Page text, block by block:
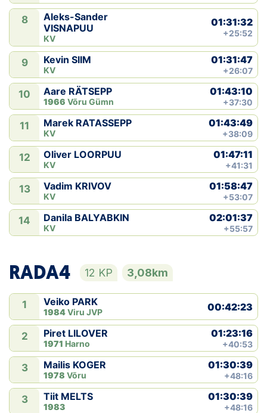
8
Aleks-Sander
VISNAPUU
KV
01:31:32
+25:52
9 Kevin SIIM
KV
01:31:47
+26:07
10 Aare RÄTSEPP
1966 Võru Gümn
01:43:10
+37:30
11 Marek RATASSEPP
KV
01:43:49
+38:09
12 Oliver LOORPUU
KV
01:47:11
+41:31
13 Vadim KRIVOV
KV
01:58:47
+53:07
14 Danila BALYABKIN
KV
02:01:37
+55:57
RADA4 12 KP 3,08km
1 Veiko PARK
1984Viru JVP 00:42:23
2 Piret LILOVER
1971 Harno
01:23:16
+40:53
3 Mailis KOGER
1978 Võru
01:30:39
+48:16
3 Tiit MELTS
1983
01:30:39
+48:16